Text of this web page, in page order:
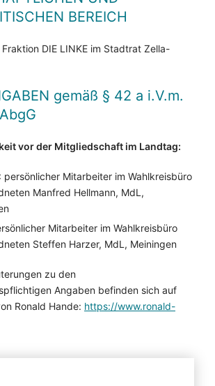
BEREICH
DIE LINKE im Stadtrat Zella-
gemäß § 42 a i.V.m.
vor der Mitgliedschaft im Landtag:
persönlicher Mitarbeiter im Wahlkreisbüro
Manfred Hellmann, MdL,
Mitarbeiter im Wahlkreisbüro
Steffen Harzer, MdL, Meiningen
zu den
Angaben befinden sich auf
Ronald Hande: https://www.ronald-